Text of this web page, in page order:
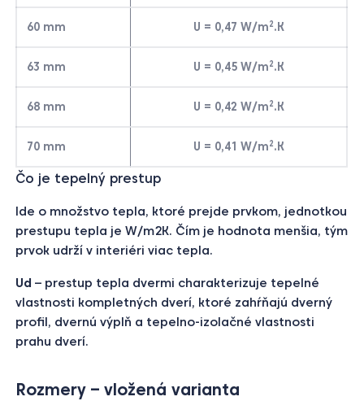
60 mm U = 0,47 W/m2.K
63 mm U = 0,45 W/m2.K
68 mm U = 0,42 W/m2.K
70 mm U = 0,41 W/m2.K
Čo je tepelný prestup
Ide o množstvo tepla, ktoré prejde prvkom, jednotkou
prestupu tepla je W/m2K. Čím je hodnota menšia, tým
prvok udrží v interiéri viac tepla.
Ud – prestup tepla dvermi charakterizuje tepelné
vlastnosti kompletných dverí, ktoré zahŕňajú dverný
profil, dvernú výplň a tepelno-izolačné vlastnosti
prahu dverí.
Rozmery – vložená varianta